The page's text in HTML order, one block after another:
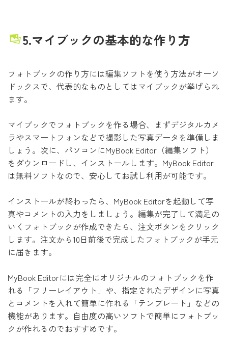
5.マイブックの基本的な作り方
フォトブックの作り方には編集ソフトを使う方法がオーソ
ドックスで、代表的なものとしてはマイブックが挙げられ
ます。
マイブックでフォトブックを作る場合、まずデジタルカメ
ラやスマートフォンなどで撮影した写真データを準備しま
しょう。次に、パソコンにMyBook Editor（編集ソフト）
をダウンロードし、インストールします。MyBook Editor
は無料ソフトなので、安心してお試し利用が可能です。
インストールが終わったら、MyBook Editorを起動して写
真やコメントの入力をしましょう。編集が完了して満足の
いくフォトブックが作成できたら、注文ボタンをクリック
します。注文から10日前後で完成したフォトブックが手元
に届きます。
MyBook Editorには完全にオリジナルのフォトブックを作
れる「フリーレイアウト」や、指定されたデザインに写真
とコメントを入れて簡単に作れる「テンプレート」などの
機能があります。自由度の高いソフトで簡単にフォトブッ
クが作れるのでおすすめです。